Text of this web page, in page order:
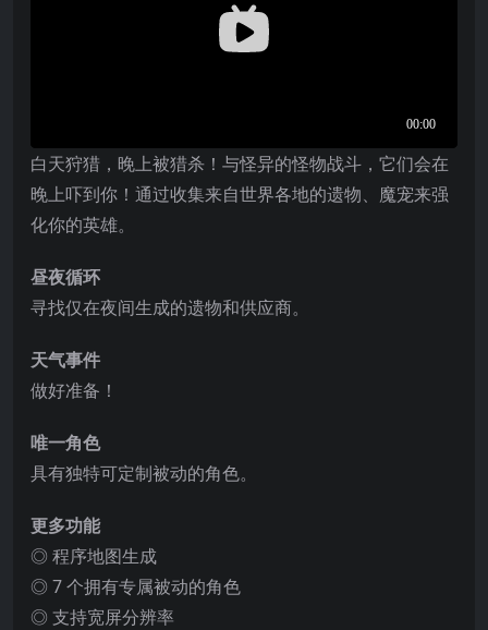
白天狩猎，晚上被猎杀！与怪异的怪物战斗，它们会在
晚上吓到你！通过收集来自世界各地的遗物、魔宠来强
化你的英雄。
昼夜循环
寻找仅在夜间生成的遗物和供应商。
天气事件
做好准备！
唯一角色
具有独特可定制被动的角色。
更多功能
◎ 程序地图生成
◎ 7 个拥有专属被动的角色
◎ 支持宽屏分辨率